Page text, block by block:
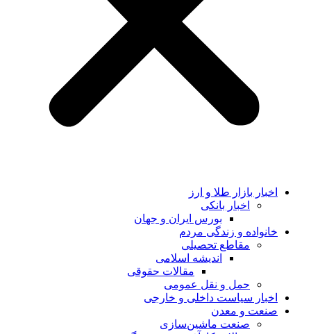
اخبار بازار طلا و ارز
اخبار بانکی
بورس ایران و جهان
خانواده و زندگی مردم
مقاطع تحصیلی
اندیشه اسلامی
مقالات حقوقی
حمل و نقل عمومی
اخبار سیاست داخلی و خارجی
صنعت و معدن
صنعت ماشین‌سازی